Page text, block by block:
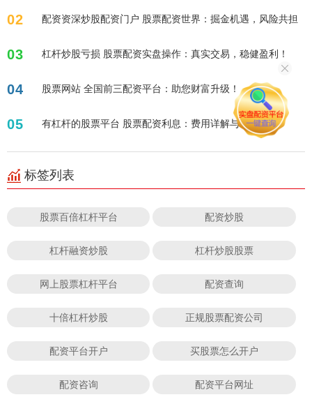
02 配资资深炒股配资门户 股票配资世界：掘金机遇，风险共担
03 杠杆炒股亏损 股票配资实盘操作：真实交易，稳健盈利！
04 股票网站 全国前三配资平台：助您财富升级！
05 有杠杆的股票平台 股票配资利息：费用详解与省钱攻略
标签列表
股票百倍杠杆平台 配资炒股
杠杆融资炒股 杠杆炒股股票
网上股票杠杆平台 配资查询
十倍杠杆炒股 正规股票配资公司
配资平台开户 买股票怎么开户
配资咨询 配资平台网址